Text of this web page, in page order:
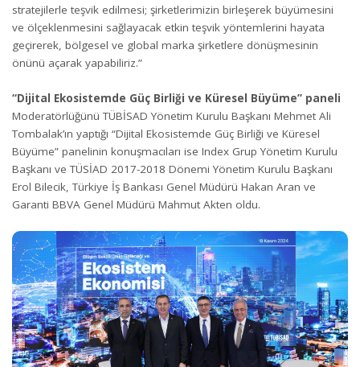
stratejilerle teşvik edilmesi; şirketlerimizin birleşerek büyümesini
ve ölçeklenmesini sağlayacak etkin teşvik yöntemlerini hayata
geçirerek, bölgesel ve global marka şirketlere dönüşmesinin
önünü açarak yapabiliriz.”
“Dijital Ekosistemde Güç Birliği ve Küresel Büyüme” paneli
Moderatörlüğünü TÜBİSAD Yönetim Kurulu Başkanı Mehmet Ali
Tombalak’ın yaptığı “Dijital Ekosistemde Güç Birliği ve Küresel
Büyüme” panelinin konuşmacıları ise Index Grup Yönetim Kurulu
Başkanı ve TÜSİAD 2017-2018 Dönemi Yönetim Kurulu Başkanı
Erol Bilecik, Türkiye İş Bankası Genel Müdürü Hakan Aran ve
Garanti BBVA Genel Müdürü Mahmut Akten oldu.